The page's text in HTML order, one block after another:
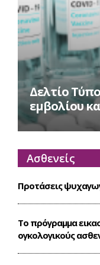
Δελτίο
εμβολίου
Ασθενείς
Προτάσεις
Το πρόγραμμα
ογκολογικούς